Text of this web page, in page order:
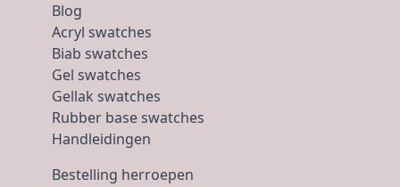
Blog
Acryl swatches
Biab swatches
Gel swatches
Gellak swatches
Rubber base swatches
Handleidingen
Bestelling herroepen